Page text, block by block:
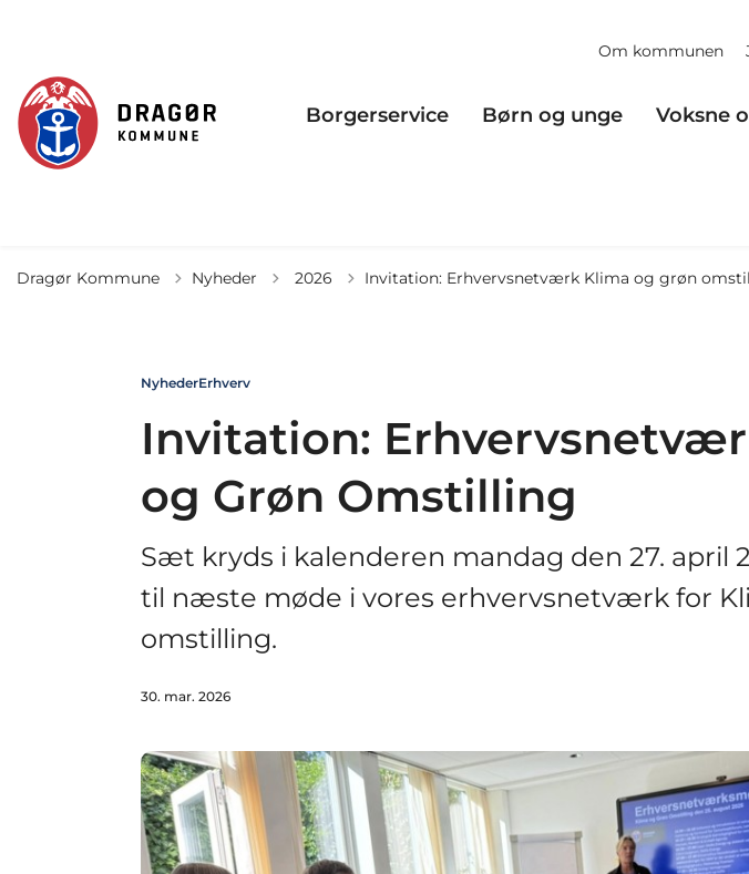
Om kommunen
Borgerservice Børn og unge Voksne
Dragør Kommune Nyheder Tilbage til
2026 Invitation: Erhvervsnetværk Klima og grøn
NyhederErhverv
Invitation:
og Grøn Omstilling
Sæt kryds i kalenderen mandag den 27. april
til næste møde i vores erhvervsnetværk for
omstilling.
30. mar. 2026